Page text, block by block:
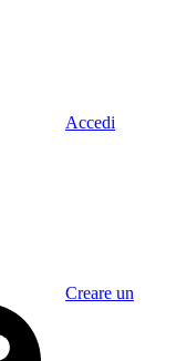
Accedi
Creare un